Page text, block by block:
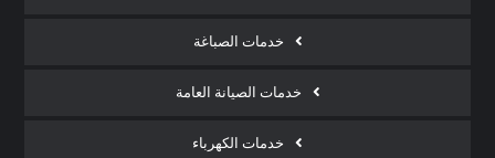
خدمات الصباغة
خدمات الصيانة العامة
خدمات الكهرباء